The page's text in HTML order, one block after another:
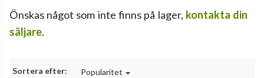
Önskas något som inte finns på lager, kontakta din
säljare.
Sortera efter: Popularitet